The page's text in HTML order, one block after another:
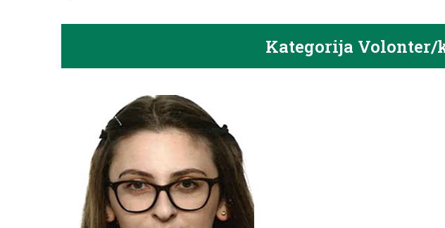
Kategorija Volonter/